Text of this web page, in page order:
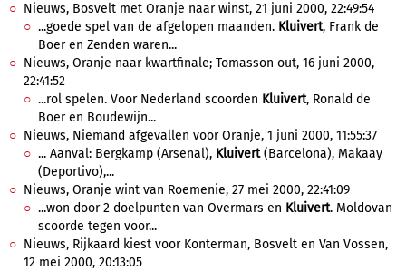
Nieuws, Bosvelt met Oranje naar winst, 21 juni 2000, 22:49:54
...goede spel van de afgelopen maanden. Kluivert, Frank de
Boer en Zenden waren...
Nieuws, Oranje naar kwartfinale; Tomasson out, 16 juni 2000,
22:41:52
...rol spelen. Voor Nederland scoorden Kluivert, Ronald de
Boer en Boudewijn...
Nieuws, Niemand afgevallen voor Oranje, 1 juni 2000, 11:55:37
... Aanval: Bergkamp (Arsenal), Kluivert(Barcelona), Makaay
(Deportivo),...
Nieuws, Oranje wint van Roemenie, 27 mei 2000, 22:41:09
...won door 2 doelpunten van Overmars en Kluivert. Moldovan
scoorde tegen voor...
Nieuws, Rijkaard kiest voor Konterman, Bosvelt en Van Vossen,
12 mei 2000, 20:13:05